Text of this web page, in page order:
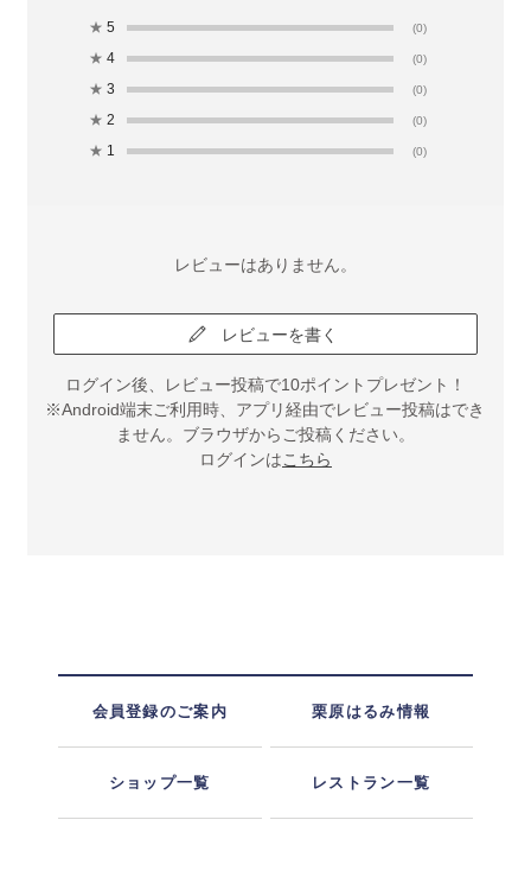
★ 5 (0)
★ 4 (0)
★ 3 (0)
★ 2 (0)
★ 1 (0)
レビューはありません。
レビューを書く
ログイン後、レビュー投稿で10ポイントプレゼント！
※Android端末ご利用時、アプリ経由でレビュー投稿はでき
ません。ブラウザからご投稿ください。
ログインはこちら
会員登録のご案内 栗原はるみ情報
ショップ一覧 レストラン一覧